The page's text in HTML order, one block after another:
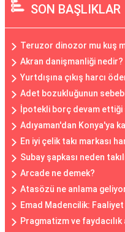
SON BAŞLIKLAR
Teruzor dinozor mu kuş
Akran danişmanliği nedir?
Yurtdışına çıkış harcı
Adet bozukluğunun
İpotekli borç devam
Adıyaman'dan Konya'ya
En iyi çelik takı markası
Subay şapkası neden
Arcade ne demek?
Atasözü ne anlama
Emad Madencilik:
Pragmatizm ve faydacılık